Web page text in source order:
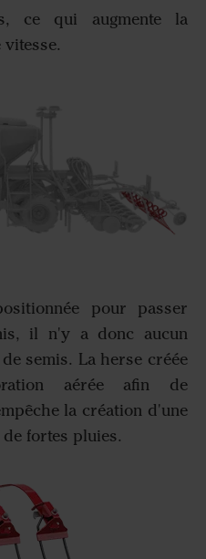
ce qui augmente la
pour passer
il n'y a donc aucun
semis. La herse créée
aérée afin de
la création d'une
fortes pluies.